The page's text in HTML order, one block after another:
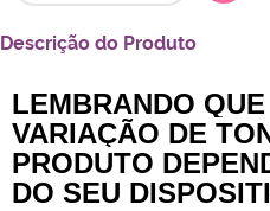
Descrição do Produto
LEMBRANDO
VARIAÇÃO DE
PRODUTO
DO SEU